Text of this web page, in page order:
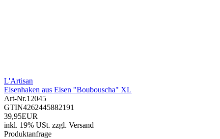
L'Artisan
Eisenhaken aus Eisen "Boubouscha" XL
Art-Nr.12045
GTIN4262445882191
39,95EUR
inkl. 19% USt. zzgl. Versand
Produktanfrage